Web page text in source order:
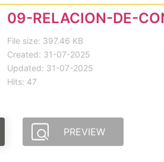
09-RELACION-DE-
File size: 397.46 KB
Created: 31-07-2025
Updated: 31-07-2025
Hits: 47
PREVIEW